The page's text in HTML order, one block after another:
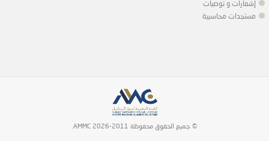
إشعارات و توصيات
مستجدات محاسبية
© جميع الحقوق محفوظة 2011-2026 AMMC.